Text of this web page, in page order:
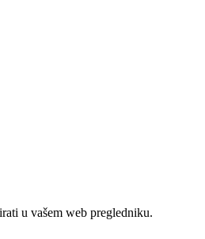
u vašem web pregledniku.